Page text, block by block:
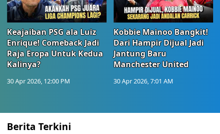
Keajaiban PSG ala Luiz
Enrique! Comeback Jadi
Raja Eropa Untuk Kedua
Kalinya?
30 Apr 2026, 12:00 PM
Kobbie Mainoo Bangkit!
Dari Hampir Dijual Jadi
Jantung Baru
Manchester United
30 Apr 2026, 7:01 AM
Berita Terkini